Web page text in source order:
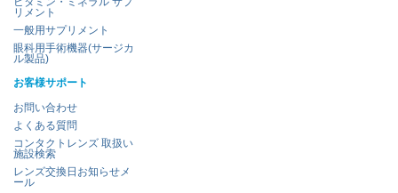
リメント
一般用サプリメント
眼科用手術機器(サージカ
ル製品)
お客様サポート
お問い合わせ
よくある質問
コンタクトレンズ 取扱い
施設検索
レンズ交換日お知らせメ
ール